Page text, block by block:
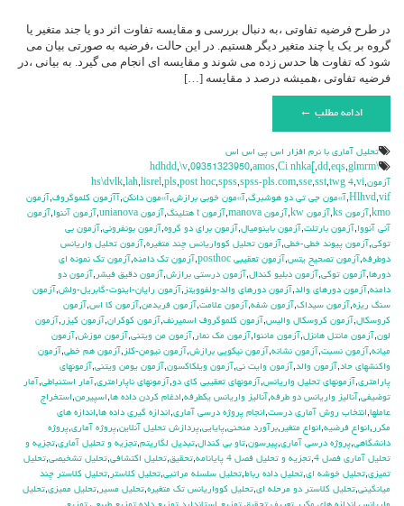
در طرح فرضیه تفاوتی ،به دنبال بررسی و مقایسه تفاوت اثر دو یا جند متغیر یا
گروه بر یک یا چند متغیر دیگر هستیم. در این حالت ،فرضیه به صورتی بیان می
شود که تفاوت ها حدس زده می شوند و مقایسه ای انجام می گیرد. به بیانی ،در
فرضیه تفاوتی ،همیشه درصد د مقایسه […]
ادامه مطلب ←
تحليل آماري با نرم افزار اس پي اس اس
\hdhdd
,\v,09351323950,amos,Ci nhka[ ,dd,eqs,glmrm
آزمون,
hs\dvlk,lah,lisrel,pls,post hoc,spss,spss-pls.com,sse,sst,twg 4,vi
Hlhvd,vif
,آ»مون جي تي دو هوشبرگ,آ»مون خوبي برازش,آ»مون دانكن,آآزمون كلموگروف,آزمون
kmo
,آزمون ks ,آزمون kw ,آزمون manova ,آزمون t هتلينگ ,آزمون unianova ,آزمون آننوا,آزمون
آني آنووا,آزمون بارتلت,آزمون باينوميال,آزمون براي دو گروه,آزمون بونفروني,آزمون بي
توكي,آزمون پيوند خطي-خطي,آزمون تحليل كوواريانس چند متغيره,آزمون تحليل واريانس
دوطرفه,آزمون تصحيح يتس,آزمون تعقيبي posthoc ,آزمون تك دامنه,آزمون تك نمونه اي
دورها,آزمون توكي,آزمون دبليو كندال,آزمون درستي برازش,آزمون دقيق فيشر ,آزمون دو
دامنه,آزمون دورهاي والد,آزمون دورهاي والد-ولفوويتز ,آزمون رايان-اينوت-گابريل-ولش,آزمون
سنگ ريزه,آزمون سيداك,آزمون شفه,آزمون علامت,آزمون فريدمن,آزمون كا اس,آزمون
كروسكال,آزمون كروسكال واليس,آزمون كلموگروف اسميرنف,آزمون كوكران,آزمون كيزر ,آزمون
لون,آزمون مانتل هانزل,آزمون ماننوا,آزمون مك نمار ,آزمون من ويتني,آزمون موزش,آزمون
ميانه,آزمون نسبت,آزمون نشانه,آزمون نيكويي برازش,آزمون نيومن-كلز ,آزمون هم خطي,آزمون
واكنشهاي حاد,آزمون والد,آزمون وايت ني,آزمون ويلكاكسون,آزمون يومن ويتني,آزمونهاي
پارامتري,آزمونهاي تحليل واريانس,آزمونهاي تعقيبي كاي دو,آزمونهاي ناپارامتري,آمار استنباطي,آمار
توضيفي,آناليز واريانس دو طرفه,آناليز واريانس يکطرفه,ادغام كردن داده ها,اسپيرمن,استخراج
عاملها,انتخاب روش آماري درست,انجام پروژه درسي آماري,اندازه گيري داده ها,اندازه هاي
مكرر ,انواع فرضيه,انواع متغير ,برآورد منحني,پايايي,پردازش تحليل آنلاين,پروژه آماري,پروژه
دانشگاهي,پروژه درسي آماري,پيرسون,تاو بي کندال,تبديل لگاريتم,تجزيه و تحليل آماري,تجزيه و
تحليل آماري فصل 4
,تجزيه و تحليل فصل 4 پايانامه ,تحقيق,تحليل اكتشافي,تحليل تشخيصي,تحليل
تميزي,تحليل خوشه اي,تحليل داده رباط,تحليل سلسله مراتبي,تحليل كلاستر ,تحليل كلاستر چند
ميانگيني,تحليل كلاستر دو مرحله اي,تحليل كوواريانس تك متغيره,تحليل مسير ,تحليل مميزي,تحليل